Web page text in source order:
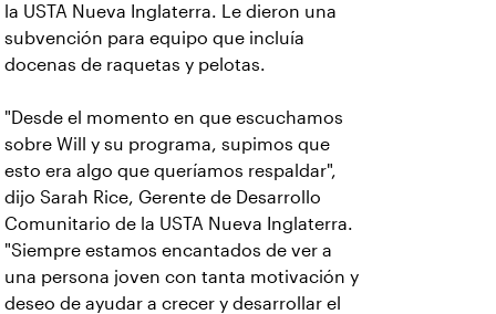
la USTA Nueva Inglaterra. Le dieron una
subvención para equipo que incluía
docenas de raquetas y pelotas.
"Desde el momento en que escuchamos
sobre Will y su programa, supimos que
esto era algo que queríamos respaldar",
dijo Sarah Rice, Gerente de Desarrollo
Comunitario de la USTA Nueva Inglaterra.
"Siempre estamos encantados de ver a
una persona joven con tanta motivación y
deseo de ayudar a crecer y desarrollar el